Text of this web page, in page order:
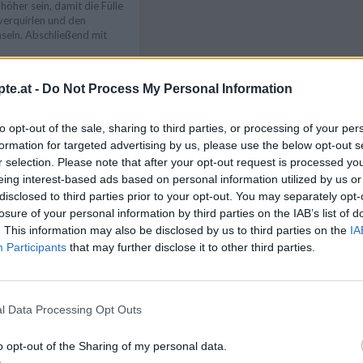
- Do Not Process My Personal Information
opt-out of the sale, sharing to third parties, or processing of your
for targeted advertising by us, please use the below opt-out
selection. Please note that after your opt-out request is processed
interest-based ads based on personal information utilized by us
to third parties prior to your opt-out. You may separately
of your personal information by third parties on the IAB’s list of
This information may also be disclosed by us to third parties on the
Participants that may further disclose it to other third parties.
Data Processing Opt Outs
opt-out of the Sharing of my personal data.
sein, damit die Fülle
und den
Abschließend mit
abkühlen lassen,
Rezepte/
/
Artikelempfehlung